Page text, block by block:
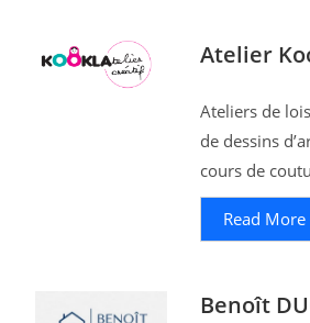
Atelier
Ateliers de
de dessins
cours de
Read More
Benoît